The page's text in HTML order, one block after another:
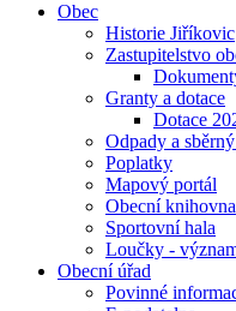
Obec
Historie Jiříkovic
Zastupitelstvo
Granty a dotace
Dotace
Odpady a
Poplatky
Mapový portál
Obecní knihovna
Sportovní hala
Loučky -
Obecní úřad
Povinné